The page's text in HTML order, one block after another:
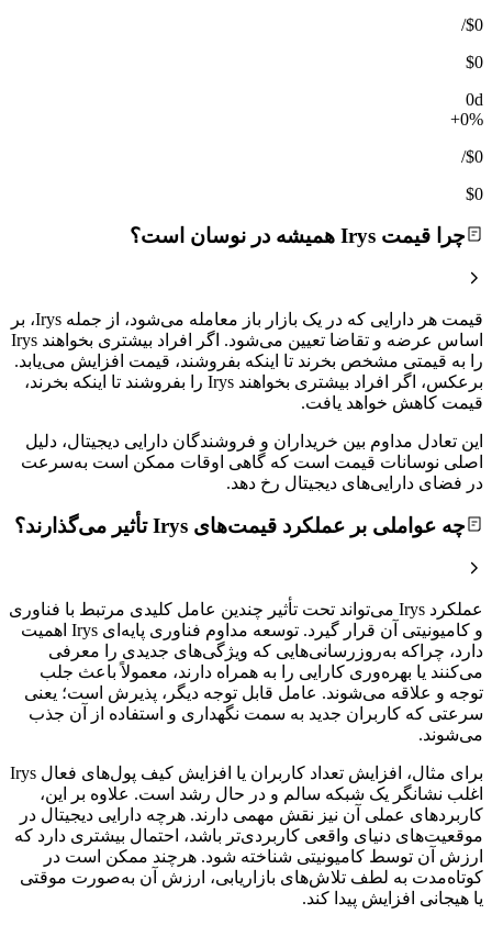
$0
/
$0
0d
+0%
$0
/
$0
چرا قیمت Irys همیشه در نوسان است؟
قیمت هر دارایی که در یک بازار باز معامله می‌شود، از جمله Irys، بر
اساس عرضه و تقاضا تعیین می‌شود. اگر افراد بیشتری بخواهند Irys
را به قیمتی مشخص بخرند تا اینکه بفروشند، قیمت افزایش می‌یابد.
برعکس، اگر افراد بیشتری بخواهند Irys را بفروشند تا اینکه بخرند،
قیمت کاهش خواهد یافت.
این تعادل مداوم بین خریداران و فروشندگان دارایی دیجیتال، دلیل
اصلی نوسانات قیمت است که گاهی اوقات ممکن است به‌سرعت
در فضای دارایی‌های دیجیتال رخ دهد.
چه عواملی بر عملکرد قیمت‌های Irys تأثیر می‌گذارند؟
عملکرد Irys می‌تواند تحت تأثیر چندین عامل کلیدی مرتبط با فناوری
و کامیونیتی آن قرار گیرد. توسعه مداوم فناوری پایه‌ای Irys اهمیت
دارد، چراکه به‌روزرسانی‌هایی که ویژگی‌های جدیدی را معرفی
می‌کنند یا بهره‌وری کارایی را به همراه دارند، معمولاً باعث جلب
توجه و علاقه‌ می‌شوند. عامل قابل توجه دیگر، پذیرش است؛ یعنی
سرعتی که کاربران جدید به سمت نگهداری و استفاده از آن جذب
می‌شوند.
برای مثال، افزایش تعداد کاربران یا افزایش کیف پول‌های فعال Irys
اغلب نشانگر یک شبکه سالم و در حال رشد است. علاوه بر این،
کاربردهای عملی آن نیز نقش مهمی دارند. هرچه دارایی دیجیتال در
موقعیت‌های دنیای واقعی کاربردی‌تر باشد، احتمال بیشتری دارد که
ارزش آن توسط کامیونیتی شناخته شود. هرچند ممکن است در
کوتاه‌مدت به لطف تلاش‌های بازاریابی، ارزش آن به‌صورت موقتی
یا هیجانی افزایش پیدا کند.